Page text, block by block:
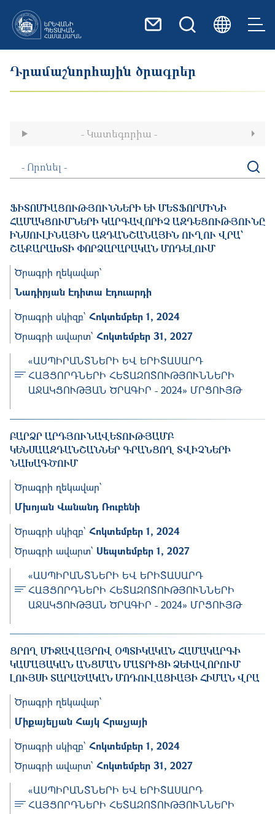
Դրամաշնորհային ծրագրեր
- Կատեգորիա -
ՖԻՏՈՄԻԱՑՈՒԹՅՈՒՆՆԵՐԻ ԵՒ ՄԵՏՖՈՐՄԻՆԻ ՀԱՄԱ
ԿՑՈՒՄՆԵՐԻ ԿԱՐԳԱՎՈՐԻՉ ԱԶԴԵՑՈՒԹՅՈՒՆԸ ԻՆՍՈՒ
ԼԻՆԱՅԻՆ ԱԶԴԱՆՇԱՆԱՅԻՆ ՈՒՂՈՒ ՎՐԱ՝ ՇԱՔԱՐ
ԱԽՏԻ ՓՈՐՁԱՐԱՐԱԿԱՆ ՄՈԴԵԼՈՒՄ
Ծրագրի ղեկավար՝
Նադիրյան Էդիտա Էդուարդի
Ծրագրի սկիզբ՝ Հոկտեմբեր 1, 2024
Ծրագրի ավարտ՝ Հոկտեմբեր 31, 2027
«ԱՍՊԻՐԱՆՏՆԵՐԻ ԵՎ ԵՐԻՏԱՍԱՐԴ
ՀԱՅՑՈՐԴՆԵՐԻ ՀԵՏԱԶՈՏՈՒԹՅՈՒՆՆԵՐԻ
ԱՋԱԿՑՈՒԹՅԱՆ ԾՐԱԳԻՐ - 2024» ՄՐՑՈՒՅԹ
ԲԱՐՁՐ ԱՐԴՅՈՒՆԱՎԵՏՈՒԹՅԱՄԲ
ԿԵՆՍԱԱԶԴԱՆՇԱՆՆԵՐ ԳՐԱՆՑՈՂ ՏՎԻՉՆԵՐԻ
ՆԱԽԱԳԾՈՒՄ
Ծրագրի ղեկավար՝
Մխոյան Վանանդ Ռուբենի
Ծրագրի սկիզբ՝ Հոկտեմբեր 1, 2024
Ծրագրի ավարտ՝ Սեպտեմբեր 1, 2027
«ԱՍՊԻՐԱՆՏՆԵՐԻ ԵՎ ԵՐԻՏԱՍԱՐԴ
ՀԱՅՑՈՐԴՆԵՐԻ ՀԵՏԱԶՈՏՈՒԹՅՈՒՆՆԵՐԻ
ԱՋԱԿՑՈՒԹՅԱՆ ԾՐԱԳԻՐ - 2024» ՄՐՑՈՒՅԹ
ՑՐՈՂ ՄԻՋԱՎԱՅՐՈՎ ՕՊՏԻԿԱԿԱՆ ՀԱՄԱԿԱՐԳԻ Կ
ԱՄԱՅԱԿԱՆ ԱՆՑՄԱՆ ՄԱՏՐԻՑԻ ՁԵՒԱՎՈՐՈՒՄ ԼՈ
ՒՅՍԻ ՏԱՐԱԾԱԿԱՆ ՄՈԴՈՒԼԱՑԻԱՅԻ ՀԻՄԱՆ ՎՐԱ
Ծրագրի ղեկավար՝
Միքայելյան Հայկ Հրաչյայի
Ծրագրի սկիզբ՝ Հոկտեմբեր 1, 2024
Ծրագրի ավարտ՝ Հոկտեմբեր 31, 2027
«ԱՍՊԻՐԱՆՏՆԵՐԻ ԵՎ ԵՐԻՏԱՍԱՐԴ
ՀԱՅՑՈՐԴՆԵՐԻ ՀԵՏԱԶՈՏՈՒԹՅՈՒՆՆԵՐԻ